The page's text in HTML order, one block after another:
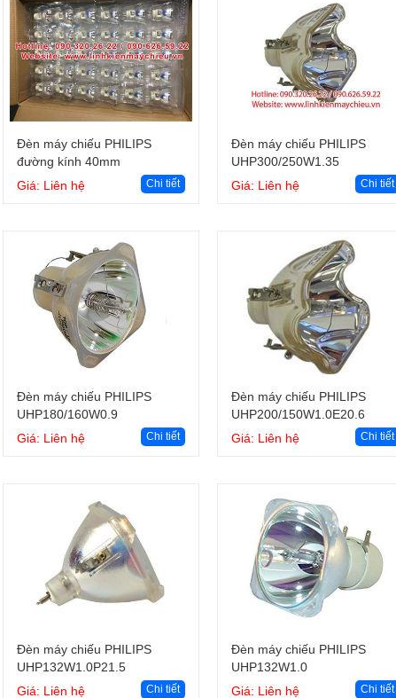
Giỏ hàng
Đèn máy chiếu PHILIPS
đường kính 40mm
Giá: Liên hệ
Chi tiết
Giỏ hàng
Đèn máy chiếu PHILIPS
UHP300/250W1.35
Giá: Liên hệ
Chi tiết
Giỏ hàng
Đèn máy chiếu PHILIPS
UHP180/160W0.9
Giá: Liên hệ
Chi tiết
Giỏ hàng
Đèn máy chiếu PHILIPS
UHP200/150W1.0E20.6
Giá: Liên hệ
Chi tiết
Giỏ hàng
Đèn máy chiếu PHILIPS
UHP132W1.0P21.5
Giá: Liên hệ
Chi tiết
Giỏ hàng
Đèn máy chiếu PHILIPS
UHP132W1.0
Giá: Liên hệ
Chi tiết